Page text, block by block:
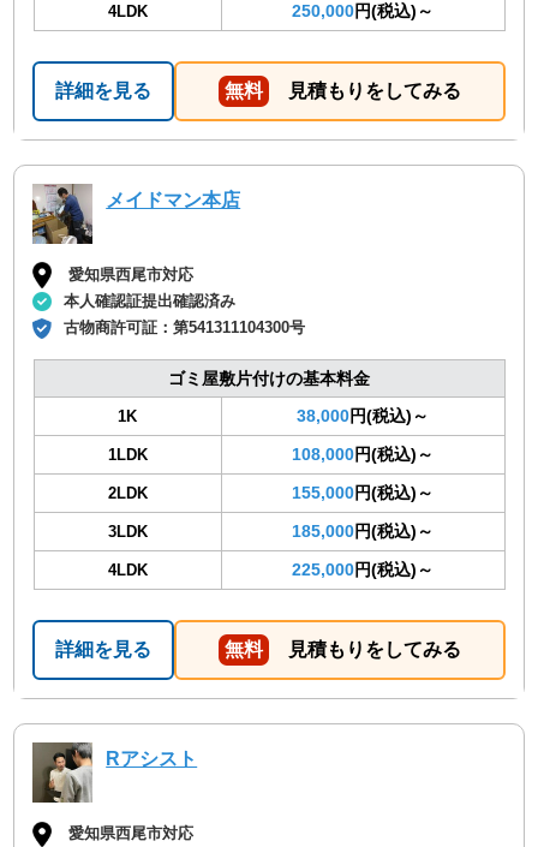
4LDK 250,000円(税込)～
詳細を見る 無料 見積もりをしてみる
メイドマン本店
愛知県西尾市対応
本人確認証提出確認済み
古物商許可証：第541311104300号
ゴミ屋敷片付けの基本料金
1K 38,000円(税込)～
1LDK 108,000円(税込)～
2LDK 155,000円(税込)～
3LDK 185,000円(税込)～
4LDK 225,000円(税込)～
詳細を見る 無料 見積もりをしてみる
Rアシスト
愛知県西尾市対応